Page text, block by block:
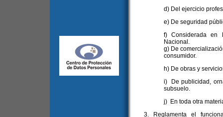
d) Del ejercicio
e) De seguridad
f) Considerada en
Nacional.
g) De
consumidor.
h) De obras y
i) De publicidad,
subsuelo.
j) En toda otra
3. Reglamenta el